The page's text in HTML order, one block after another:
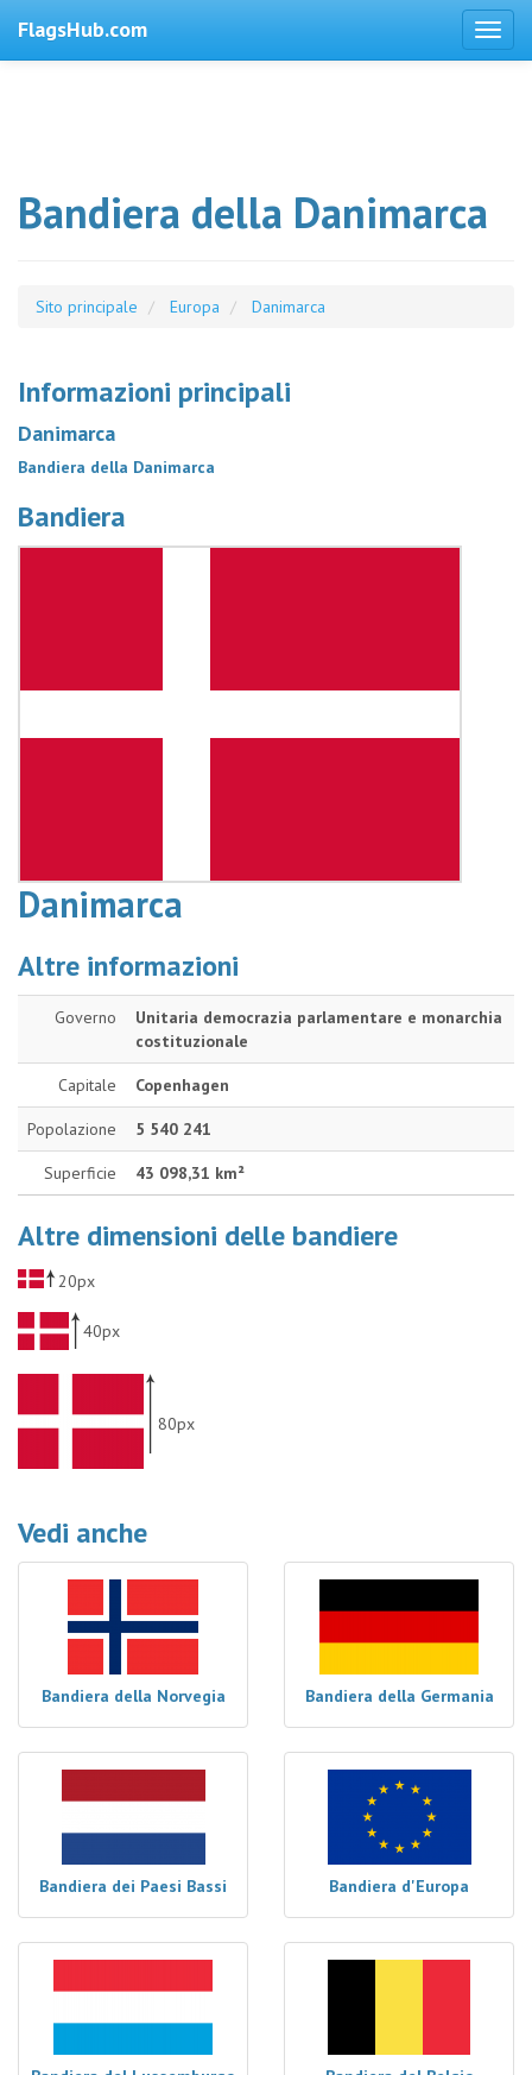
FlagsHub.com
Bandiera della Danimarca
Sito principale Europa Danimarca
Informazioni principali
Danimarca
Bandiera della Danimarca
Bandiera
Danimarca
Altre informazioni
Governo
Unitaria democrazia parlamentare e monarchia
costituzionale
Capitale Copenhagen
Popolazione 5 540 241
Superficie 43 098,31 km²
Altre dimensioni delle bandiere
20px
40px
80px
Vedi anche
Bandiera della Norvegia Bandiera della Germania
Bandiera dei Paesi Bassi Bandiera d'Europa